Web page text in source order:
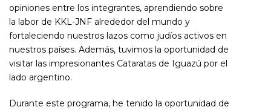
opiniones entre los integrantes, aprendiendo sobre
la labor de KKL-JNF alrededor del mundo y
fortaleciendo nuestros lazos como judíos activos en
nuestros países. Además, tuvimos la oportunidad de
visitar las impresionantes Cataratas de Iguazú por el
lado argentino.
Durante este programa, he tenido la oportunidad de